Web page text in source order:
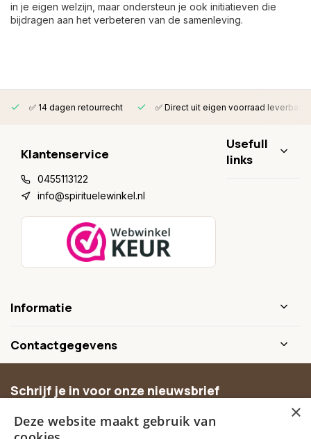
in je eigen welzijn, maar ondersteun je ook initiatieven die
bijdragen aan het verbeteren van de samenleving.
✅ 14 dagen retourrecht ✅ Direct uit eigen voorraad leverbaar
Klantenservice
0455113122
info@spirituelewinkel.nl
Usefull
links
Informatie
Contactgegevens
Schrijf je in voor onze nieuwsbrief
aanbiedingen.
×
Deze website maakt gebruik van